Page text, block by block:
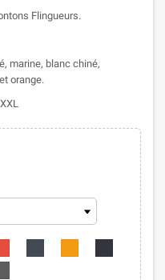
Flingueurs.
marine, blanc chiné,
orange.